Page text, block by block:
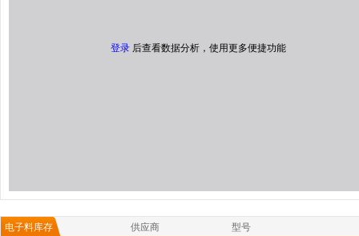
登录 后查看数据分析，使用更多便捷功能
电子料库存 供应商
型号